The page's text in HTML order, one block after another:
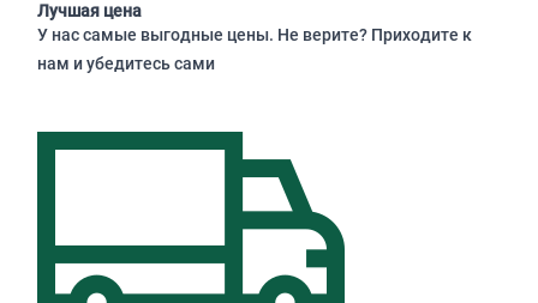
Лучшая цена
У нас самые выгодные цены. Не верите? Приходите к
нам и убедитесь сами